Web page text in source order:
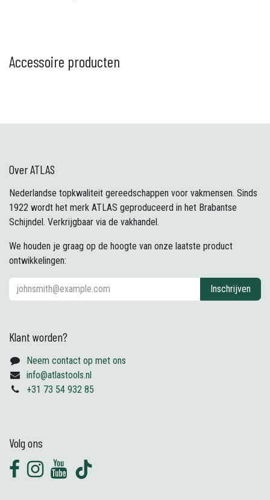
Accessoire producten
Over ATLAS
Nederlandse topkwaliteit gereedschappen voor vakmensen. Sinds
1922 wordt het merk ATLAS geproduceerd in het Brabantse
Schijndel. Verkrijgbaar via de vakhandel.
We houden je graag op de hoogte van onze laatste product
ontwikkelingen:
Inschrijven
Klant worden?
Neem contact op met ons
info@atlastools.nl
+31 73 54 932 85
Volg ons